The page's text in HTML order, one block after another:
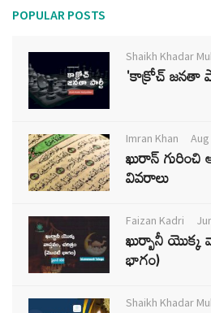
POPULAR POSTS
Shaikh Khadar
'కాక్రోచ్ జనతా
Imran Khan
ఖురాన్ గురించి
వివరాలు
Faizan Kadri
ఖుర్బానీ యొక్క
భాగం)
Shaikh Khadar